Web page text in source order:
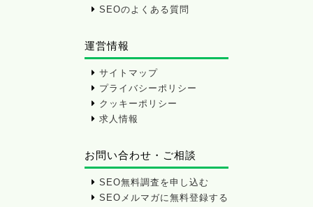
SEOのよくある質問
運営情報
サイトマップ
プライバシーポリシー
クッキーポリシー
求人情報
お問い合わせ・ご相談
SEO無料調査を申し込む
SEOメルマガに無料登録する